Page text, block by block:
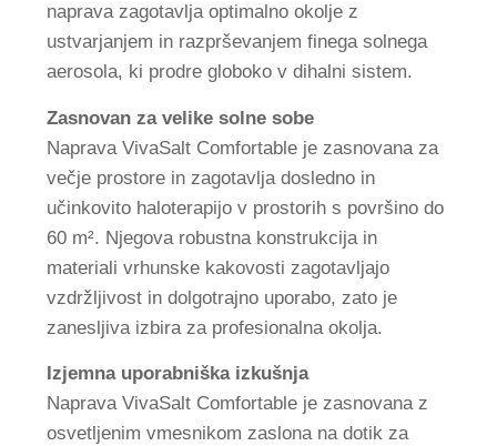
naprava zagotavlja optimalno okolje z
ustvarjanjem in razprševanjem finega solnega
aerosola, ki prodre globoko v dihalni sistem.
Zasnovan za velike solne sobe
Naprava VivaSalt Comfortable je zasnovana za
večje prostore in zagotavlja dosledno in
učinkovito haloterapijo v prostorih s površino do
60 m². Njegova robustna konstrukcija in
materiali vrhunske kakovosti zagotavljajo
vzdržljivost in dolgotrajno uporabo, zato je
zanesljiva izbira za profesionalna okolja.
Izjemna uporabniška izkušnja
Naprava VivaSalt Comfortable je zasnovana z
osvetljenim vmesnikom zaslona na dotik za